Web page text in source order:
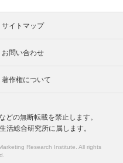
サイトマップ
お問い合わせ
著作権について
どの無断転載を禁止します。
活総合研究所に属します。
Research Institute. All rights